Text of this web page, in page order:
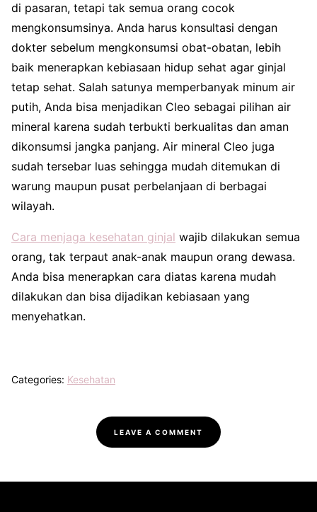
di pasaran, tetapi tak semua orang cocok
mengkonsumsinya. Anda harus konsultasi dengan
dokter sebelum mengkonsumsi obat-obatan, lebih
baik menerapkan kebiasaan hidup sehat agar ginjal
tetap sehat. Salah satunya memperbanyak minum air
putih, Anda bisa menjadikan Cleo sebagai pilihan air
mineral karena sudah terbukti berkualitas dan aman
dikonsumsi jangka panjang. Air mineral Cleo juga
sudah tersebar luas sehingga mudah ditemukan di
warung maupun pusat perbelanjaan di berbagai
wilayah.
Cara menjaga kesehatan ginjal wajib dilakukan semua
orang, tak terpaut anak-anak maupun orang dewasa.
Anda bisa menerapkan cara diatas karena mudah
dilakukan dan bisa dijadikan kebiasaan yang
menyehatkan.
Categories: Kesehatan
LEAVE A COMMENT